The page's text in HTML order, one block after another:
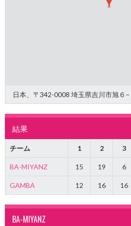
日本、〒342-0008 埼玉県吉川市旭６
結果
チーム 1 2 3
BA-MIYANZ 15 19 6
GAMBA 12 16 16
BA-MIYANZ